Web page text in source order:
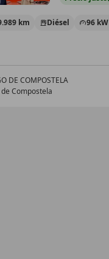
km Diésel 96
DE COMPOSTELA
Compostela